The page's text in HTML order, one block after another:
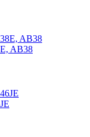
AB38